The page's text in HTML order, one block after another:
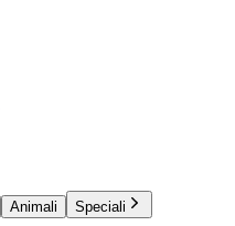
Animali
Speciali